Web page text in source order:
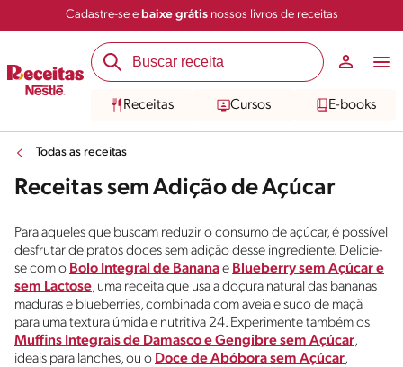
Cadastre-se e baixe grátisnossos livros de receitas
Receitas Cursos E-books
Todas as receitas
Receitas sem Adição de Açúcar
Para aqueles que buscam reduzir o consumo de açúcar, é possível
desfrutar de pratos doces sem adição desse ingrediente. Delicie-
se com o Bolo Integral de Bananae Blueberry sem Açúcar e
sem Lactose, uma receita que usa a doçura natural das bananas
maduras e blueberries, combinada com aveia e suco de maçã
para uma textura úmida e nutritiva 24. Experimente também os
Muffins Integrais de Damasco e Gengibre sem Açúcar,
ideais para lanches, ou o Doce de Abóbora sem Açúcar,